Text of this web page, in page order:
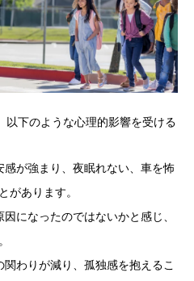
以下のような心理的影響を受ける
感が強まり、夜眠れない、車を怖
があります。
になったのではないかと感じ、
関わりが減り、孤独感を抱えるこ